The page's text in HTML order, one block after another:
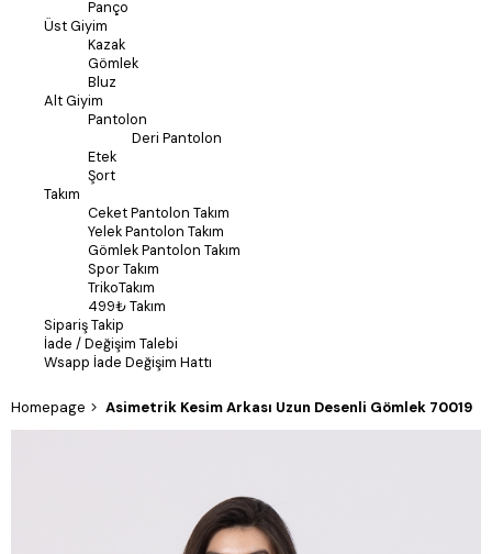
Panço
Üst Giyim
Kazak
Gömlek
Bluz
Alt Giyim
Pantolon
Deri Pantolon
Etek
Şort
Takım
Ceket Pantolon Takım
Yelek Pantolon Takım
Gömlek Pantolon Takım
Spor Takım
TrikoTakım
499₺ Takım
Sipariş Takip
İade / Değişim Talebi
Wsapp İade Değişim Hattı
Homepage Asimetrik Kesim Arkası Uzun Desenli Gömlek 70019